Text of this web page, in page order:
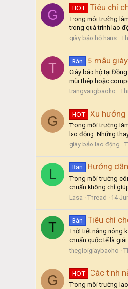
G HOT Tiêu chí
Trong môi trường
trong quá trình lao
giày bảo hộ hans
T Bán 5 mẫu
Giày bảo hộ tại
mũi thép hoặc
trangvangbaoho
G HOT Xu hướng
Trong môi trường
lao động. Những
giày bảo lao động
L Bán Hướng
Trong môi trường
chuẩn không chỉ
Lasa
Thread 14
T Bán Tiêu chí
Thời tiết nắng nóng
chuẩn quốc tế là
thegioigiaybaoho
G HOT Các tính
Trong môi trường